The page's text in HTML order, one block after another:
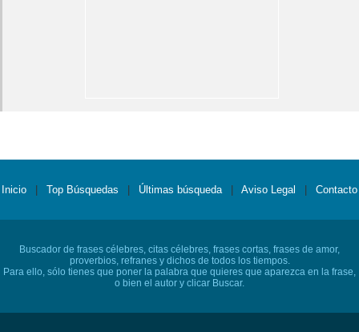
Inicio Top Búsquedas Últimas búsqueda Aviso Legal Contacto
Buscador de frases célebres, citas célebres, frases cortas, frases de amor,
proverbios, refranes y dichos de todos los tiempos.
Para ello, sólo tienes que poner la palabra que quieres que aparezca en la frase,
o bien el autor y clicar Buscar.